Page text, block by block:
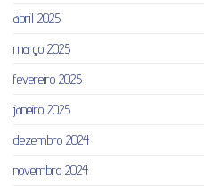
abril 2025
março 2025
fevereiro 2025
janeiro 2025
dezembro 2024
novembro 2024